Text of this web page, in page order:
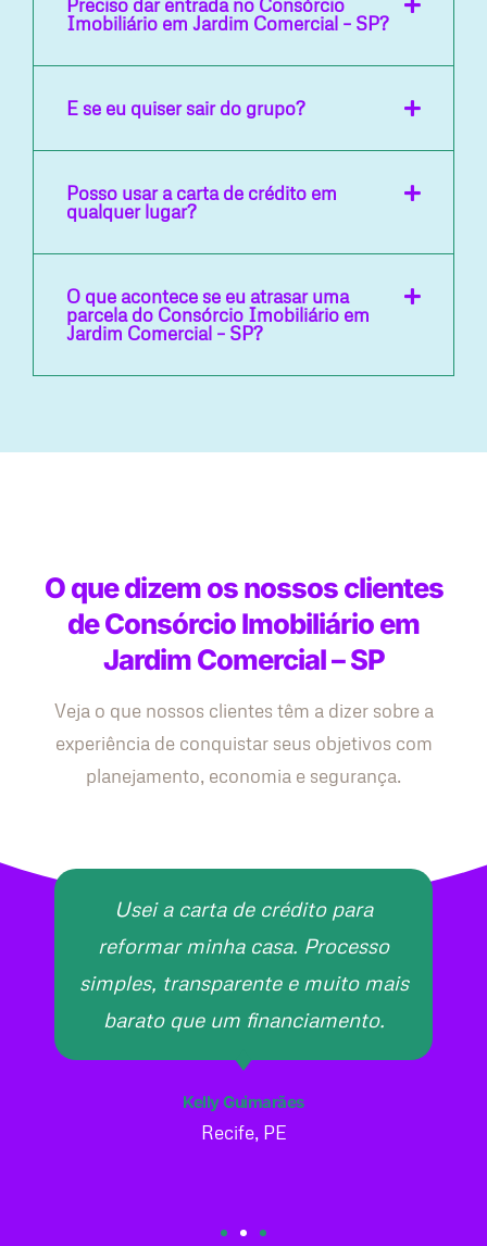
Preciso dar entrada no Consórcio
Imobiliário em Jardim Comercial – SP?
E se eu quiser sair do grupo?
Posso usar a carta de crédito em
qualquer lugar?
O que acontece se eu atrasar uma
parcela do Consórcio Imobiliário em
Jardim Comercial – SP?
O que dizem os nossos clientes
de Consórcio Imobiliário em
Jardim Comercial – SP
Veja o que nossos clientes têm a dizer sobre a
experiência de conquistar seus objetivos com
planejamento, economia e segurança.
Usei a carta de crédito para
reformar minha casa. Processo
simples, transparente e muito mais
barato que um financiamento.
Kelly Guimarães
Recife, PE